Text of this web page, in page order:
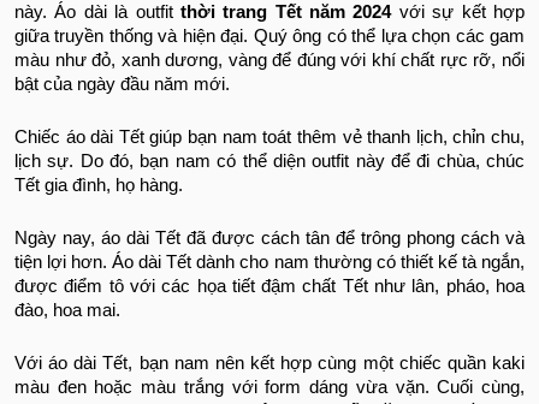
này. Áo dài là outfit thời trang Tết năm 2024với sự kết hợp
giữa truyền thống và hiện đại. Quý ông có thể lựa chọn các gam
màu như đỏ, xanh dương, vàng để đúng với khí chất rực rỡ, nổi
bật của ngày đầu năm mới.
Chiếc áo dài Tết giúp bạn nam toát thêm vẻ thanh lịch, chỉn chu,
lịch sự. Do đó, bạn nam có thể diện outfit này để đi chùa, chúc
Tết gia đình, họ hàng.
Ngày nay, áo dài Tết đã được cách tân để trông phong cách và
tiện lợi hơn. Áo dài Tết dành cho nam thường có thiết kế tà ngắn,
được điểm tô với các họa tiết đậm chất Tết như lân, pháo, hoa
đào, hoa mai.
Với áo dài Tết, bạn nam nên kết hợp cùng một chiếc quần kaki
màu đen hoặc màu trắng với form dáng vừa vặn. Cuối cùng,